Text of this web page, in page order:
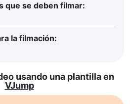
que se deben filmar:
la filmación:
usando una plantilla en
VJump